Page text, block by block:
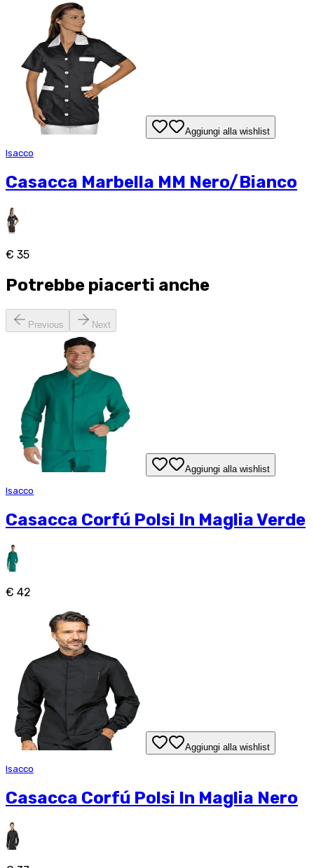
Aggiungi alla wishlist
Isacco
Casacca Marbella MM Nero/Bianco
€ 35
Potrebbe piacerti anche
Previous Next
Aggiungi alla wishlist
Isacco
Casacca Corfú Polsi In Maglia Verde
€ 42
Aggiungi alla wishlist
Isacco
Casacca Corfú Polsi In Maglia Nero